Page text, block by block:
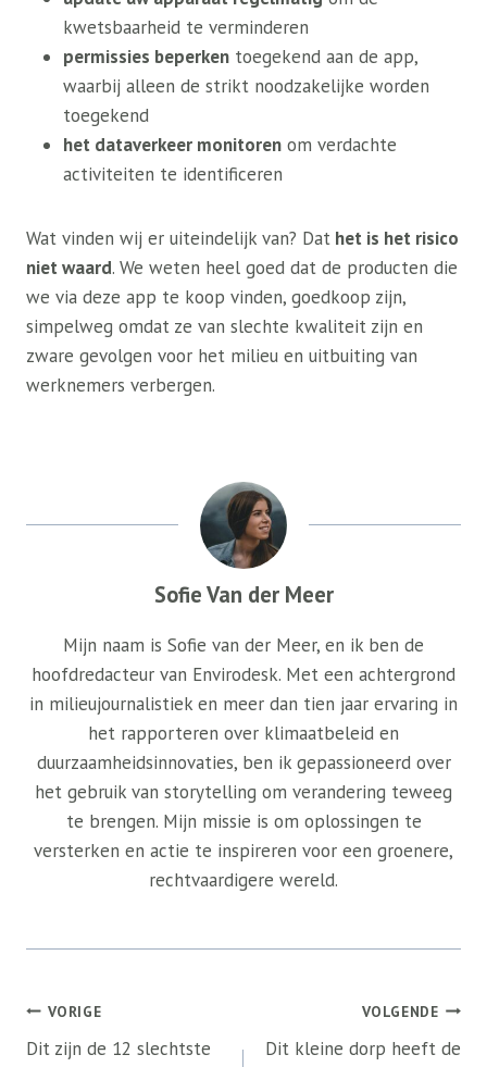
kwetsbaarheid te verminderen
permissies beperken toegekend aan de app,
waarbij alleen de strikt noodzakelijke worden
toegekend
het dataverkeer monitoren om verdachte
activiteiten te identificeren
Wat vinden wij er uiteindelijk van? Dat het is het risico
niet waard. We weten heel goed dat de producten die
we via deze app te koop vinden, goedkoop zijn,
simpelweg omdat ze van slechte kwaliteit zijn en
zware gevolgen voor het milieu en uitbuiting van
werknemers verbergen.
Sofie Van der Meer
Mijn naam is Sofie van der Meer, en ik ben de
hoofdredacteur van Envirodesk. Met een achtergrond
in milieujournalistiek en meer dan tien jaar ervaring in
het rapporteren over klimaatbeleid en
duurzaamheidsinnovaties, ben ik gepassioneerd over
het gebruik van storytelling om verandering teweeg
te brengen. Mijn missie is om oplossingen te
versterken en actie te inspireren voor een groenere,
rechtvaardigere wereld.
Bericht
navigatie
VORIGE
Dit zijn de 12 slechtste
VOLGENDE
Dit kleine dorp heeft de